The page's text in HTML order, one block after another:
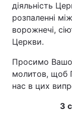
діяльність
розпаленні
ворожнечі,
Церкви.
Просимо
молитов, щоб
нас в цих
З